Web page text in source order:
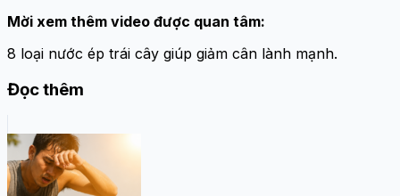
Mời xem thêm video được quan tâm:
8 loại nước ép trái cây giúp giảm cân lành mạnh.
Đọc thêm